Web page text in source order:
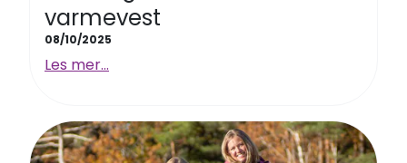
varmevest
08/10/2025
Les mer...